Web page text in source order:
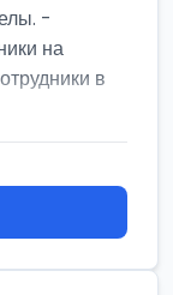
-
на
в